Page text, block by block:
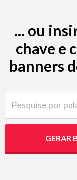
... ou
chave e
banners
GERAR